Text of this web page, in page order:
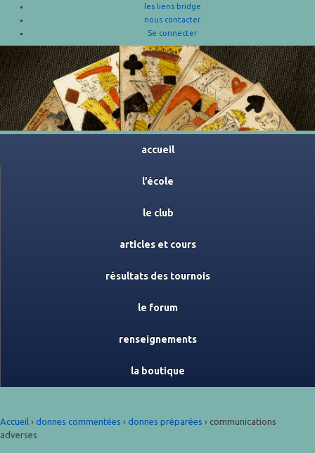
les liens bridge
nous contacter
Se connecter
accueil
l’école
le club
articles et cours
résultats des tournois
le forum
renseignements
la boutique
Accueil › donnes commentées › donnes préparées › communications
adverses